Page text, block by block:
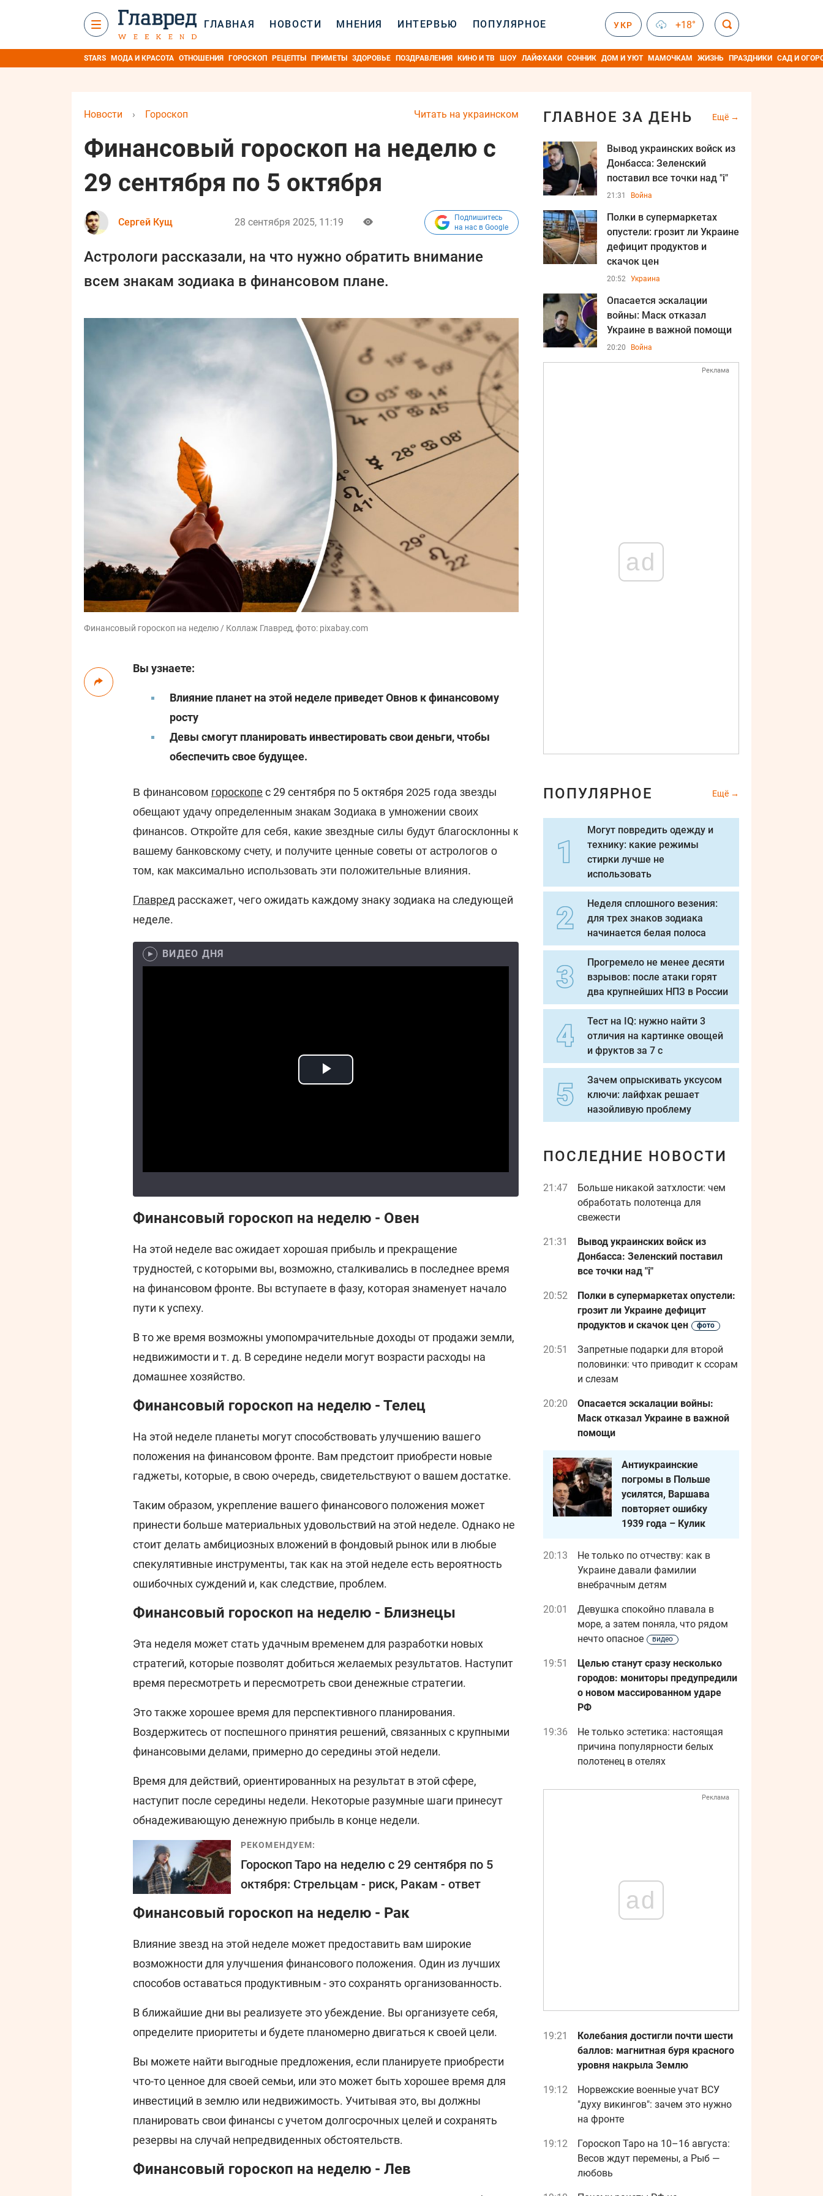
ГЛАВНАЯ НОВОСТИ МНЕНИЯ ИНТЕРВЬЮ ПОПУЛЯРНОЕ УКР +18°
STARS МОДА И КРАСОТА ОТНОШЕНИЯ ГОРОСКОП РЕЦЕПТЫ ПРИМЕТЫ ЗДОРОВЬЕ ПОЗДРАВЛЕНИЯ КИНО И ТВ ШОУ ЛАЙФХАКИ СОННИК ДОМ И УЮТ МАМОЧКАМ ЖИЗНЬ ПРАЗДНИКИ САД И
Читать на украинском
Новости › Гороскоп
Финансовый гороскоп на неделю с
29 сентября по 5 октября
Сергей Кущ 28 сентября 2025, 11:19
Подпишитесь
на нас в Google
Астрологи рассказали, на что нужно обратить внимание
всем знакам зодиака в финансовом плане.
Финансовый гороскоп на неделю / Коллаж Главред, фото: pixabay.com
Вы узнаете:
Влияние планет на этой неделе приведет Овнов к финансовому
росту
Девы смогут планировать инвестировать свои деньги, чтобы
обеспечить свое будущее.
​В финансовом гороскопе с 29 сентября по 5 октября 2025 года звезды
обещают удачу определенным знакам Зодиака в умножении своих
финансов. Откройте для себя, какие звездные силы будут благосклонны к
вашему банковскому счету, и получите ценные советы от астрологов о
том, как максимально использовать эти положительные влияния.
Главред расскажет, чего ожидать каждому знаку зодиака на следующей
неделе.
ВИДЕО ДНЯ
Финансовый гороскоп на неделю - Овен
На этой неделе вас ожидает хорошая прибыль и прекращение
трудностей, с которыми вы, возможно, сталкивались в последнее время
на финансовом фронте. Вы вступаете в фазу, которая знаменует начало
пути к успеху.
В то же время возможны умопомрачительные доходы от продажи земли,
недвижимости и т. д. В середине недели могут возрасти расходы на
домашнее хозяйство.
Финансовый гороскоп на неделю - Телец
На этой неделе планеты могут способствовать улучшению вашего
положения на финансовом фронте. Вам предстоит приобрести новые
гаджеты, которые, в свою очередь, свидетельствуют о вашем достатке.
Таким образом, укрепление вашего финансового положения может
принести больше материальных удовольствий на этой неделе. Однако не
стоит делать амбициозных вложений в фондовый рынок или в любые
спекулятивные инструменты, так как на этой неделе есть вероятность
ошибочных суждений и, как следствие, проблем.
Финансовый гороскоп на неделю - Близнецы
Эта неделя может стать удачным временем для разработки новых
стратегий, которые позволят добиться желаемых результатов. Наступит
время пересмотреть и пересмотреть свои денежные стратегии.
Это также хорошее время для перспективного планирования.
Воздержитесь от поспешного принятия решений, связанных с крупными
финансовыми делами, примерно до середины этой недели.
Время для действий, ориентированных на результат в этой сфере,
наступит после середины недели. Некоторые разумные шаги принесут
обнадеживающую денежную прибыль в конце недели.
РЕКОМЕНДУЕМ:
Гороскоп Таро на неделю с 29 сентября по 5
октября: Стрельцам - риск, Ракам - ответ
Финансовый гороскоп на неделю - Рак
Влияние звезд на этой неделе может предоставить вам широкие
возможности для улучшения финансового положения. Один из лучших
способов оставаться продуктивным - это сохранять организованность.
В ближайшие дни вы реализуете это убеждение. Вы организуете себя,
определите приоритеты и будете планомерно двигаться к своей цели.
Вы можете найти выгодные предложения, если планируете приобрести
что-то ценное для своей семьи, или это может быть хорошее время для
инвестиций в землю или недвижимость. Учитывая это, вы должны
планировать свои финансы с учетом долгосрочных целей и сохранять
резервы на случай непредвиденных обстоятельств.
Финансовый гороскоп на неделю - Лев
ГЛАВНОЕ ЗА ДЕНЬ Ещё
Вывод украинских войск из
Донбасса: Зеленский
поставил все точки над "i"
21:31 Война
Полки в супермаркетах
опустели: грозит ли Украине
дефицит продуктов и
скачок цен
20:52 Украина
Опасается эскалации
войны: Маск отказал
Украине в важной помощи
20:20 Война
Реклама
ad
ПОПУЛЯРНОЕ Ещё
Могут повредить одежду и
технику: какие режимы
стирки лучше не
использовать
Неделя сплошного везения:
для трех знаков зодиака
начинается белая полоса
Прогремело не менее десяти
взрывов: после атаки горят
два крупнейших НПЗ в России
Тест на IQ: нужно найти 3
отличия на картинке овощей
и фруктов за 7 с
Зачем опрыскивать уксусом
ключи: лайфхак решает
назойливую проблему
ПОСЛЕДНИЕ НОВОСТИ
21:47
Больше никакой затхлости: чем
обработать полотенца для
свежести
21:31
Вывод украинских войск из
Донбасса: Зеленский поставил
все точки над "i"
20:52
Полки в супермаркетах опустели:
грозит ли Украине дефицит
продуктов и скачок цен
фото
20:51
Запретные подарки для второй
половинки: что приводит к ссорам
и слезам
20:20
Опасается эскалации войны:
Маск отказал Украине в важной
помощи
Антиукраинские
погромы в Польше
усилятся, Варшава
повторяет ошибку
1939 года – Кулик
20:13
Не только по отчеству: как в
Украине давали фамилии
внебрачным детям
20:01
Девушка спокойно плавала в
море, а затем поняла, что рядом
нечто опасное
видео
19:51
Целью станут сразу несколько
городов: мониторы предупредили
о новом массированном ударе
РФ
19:36
Не только эстетика: настоящая
причина популярности белых
полотенец в отелях
Реклама
ad
19:21
Колебания достигли почти шести
баллов: магнитная буря красного
уровня накрыла Землю
19:12
Норвежские военные учат ВСУ
"духу викингов": зачем это нужно
на фронте
19:12
Гороскоп Таро на 10–16 августа:
Весов ждут перемены, а Рыб —
любовь